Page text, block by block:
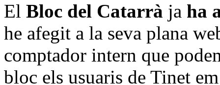
El Bloc del Catarrà ja ha
he afegit a la seva plana
comptador intern que
bloc els usuaris de Tinet